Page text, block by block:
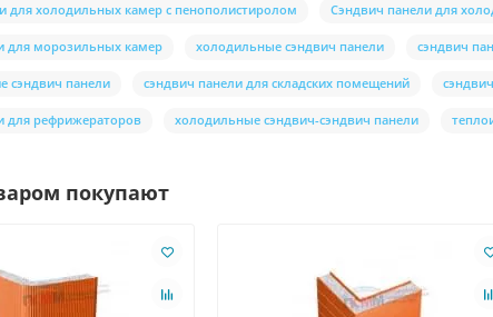
для холодильных камер с пенополистиролом Сэндвич панели для
для морозильных камер холодильные сэндвич панели сэндвич
сэндвич панели сэндвич панели для складских помещений
для рефрижераторов холодильные сэндвич-сэндвич панели
покупают